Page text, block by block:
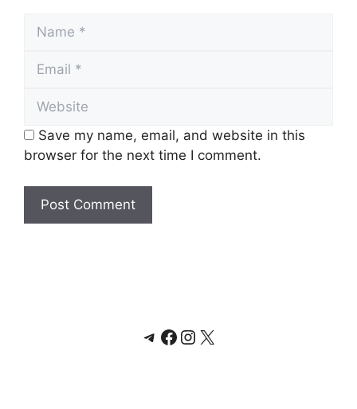
Name
Email
Website
Save my name, email, and website in this
browser for the next time I comment.
Telegram
Facebook
Instagram
X